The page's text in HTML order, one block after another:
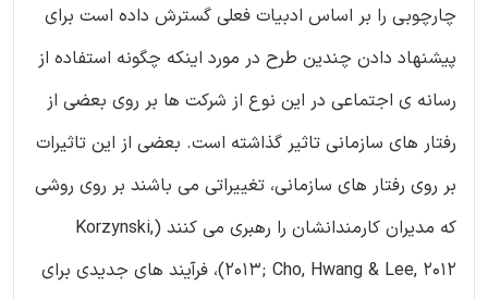
چارچوبی را بر اساس ادبیات فعلی گسترش داده است برای
پیشنهاد دادن چندین طرح در مورد اینکه چگونه استفاده از
رسانه ی اجتماعی در این نوع از شرکت ها بر روی بعضی از
رفتار های سازمانی تاثیر گذاشته است. بعضی از این تاثیرات
بر روی رفتار های سازمانی، تغییراتی می باشند بر روی روشی
که مدیران کارمندانشان را رهبری می کنند (Korzynski,
2013; Cho, Hwang & Lee, 2012)، فرآیند های جدیدی برای